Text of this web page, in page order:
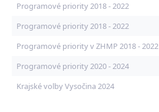
Programové priority 2018 - 2022
Programové priority 2018 - 2022
Programové priority v ZHMP 2018 - 2022
Programové priority 2020 - 2024
Krajské volby Vysočina 2024